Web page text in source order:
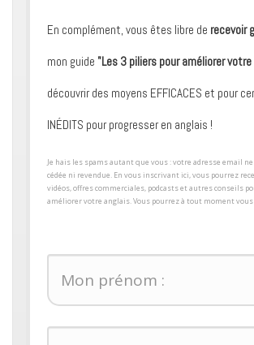
En complément, vous êtes libre de recevoir
mon guide "Les 3 piliers pour améliorer
découvrir des moyens ​EFFICACES et pour
INÉDITS pour progresser en anglais !
​Je hais les spams autant que vous : votre adresse email
cédée ni revendue. En vous inscrivant ici, vous pourrez
vidéos, offres commerciales, podcasts et autres conseils
améliorer votre anglais. Vous pourrez à tout moment vous